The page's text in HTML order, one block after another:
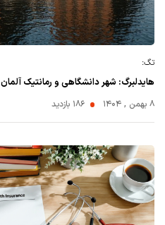
تگ:
هایدلبرگ: شهر دانشگاهی و رمانتیک آلمان
۸ بهمن , ۱۴۰۴ 186 بازدید